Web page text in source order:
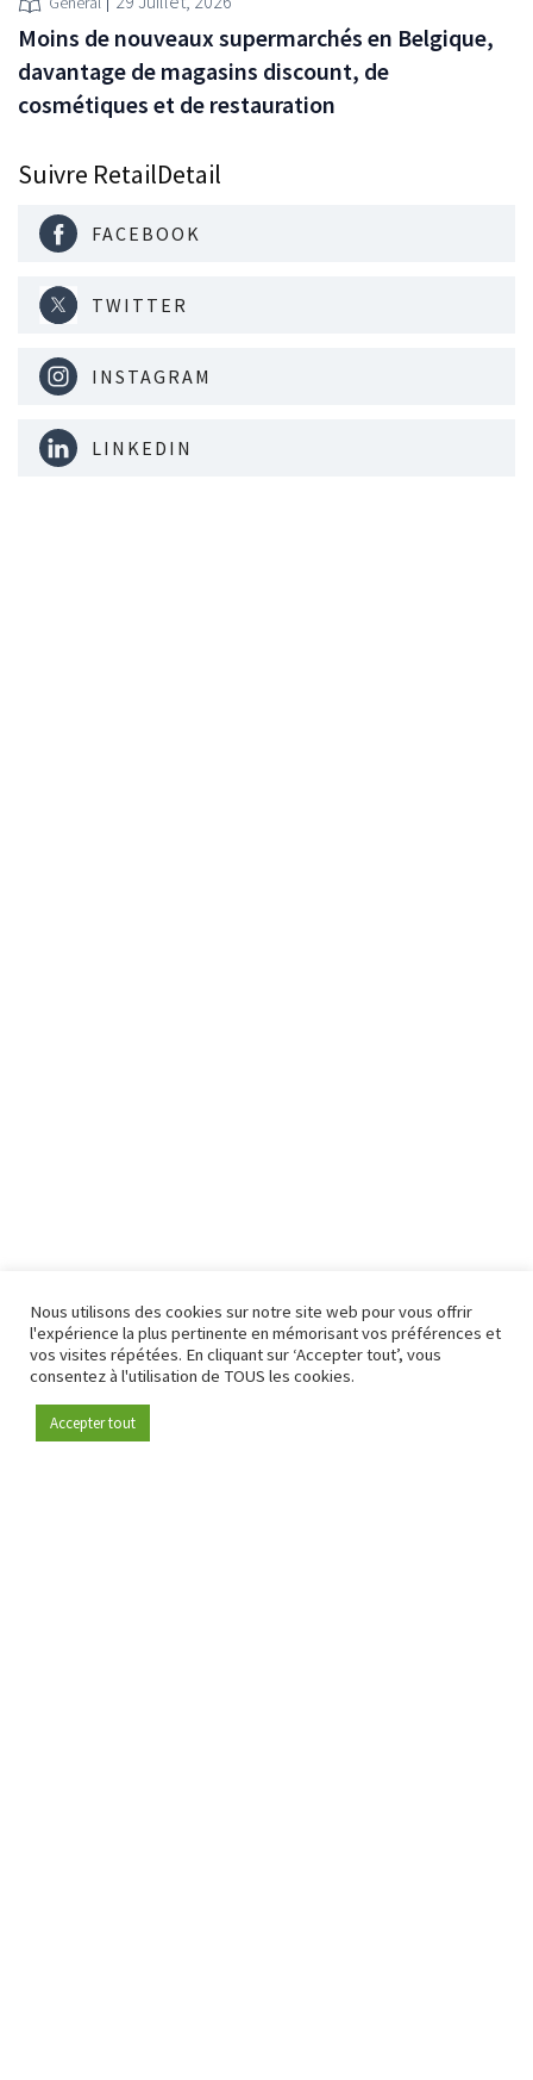
Devenez membre
Moins de nouveaux supermarchés en Belgique,
davantage de magasins discount, de
cosmétiques et de restauration
Suivre RetailDetail
FACEBOOK
TWITTER
INSTAGRAM
LINKEDIN
Nous utilisons des cookies sur notre site web pour vous offrir
l'expérience la plus pertinente en mémorisant vos préférences et
vos visites répétées. En cliquant sur ‘Accepter tout’, vous
consentez à l'utilisation de TOUS les cookies.
Accepter tout